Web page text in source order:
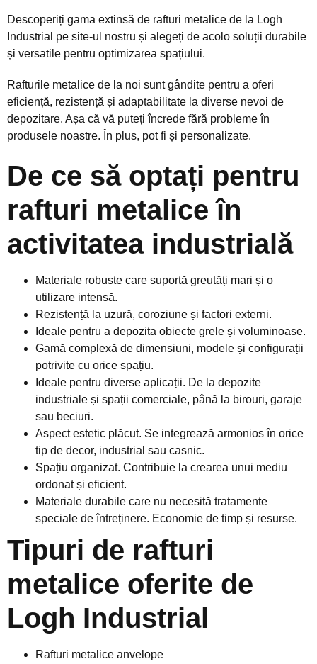
Descoperiți gama extinsă de rafturi metalice de la Logh
Industrial pe site-ul nostru și alegeți de acolo soluții durabile
și versatile pentru optimizarea spațiului.
Rafturile metalice de la noi sunt gândite pentru a oferi
eficiență, rezistență și adaptabilitate la diverse nevoi de
depozitare. Așa că vă puteți încrede fără probleme în
produsele noastre. În plus, pot fi și personalizate.
De ce să optați pentru
rafturi metalice în
activitatea industrială
Materiale robuste care suportă greutăți mari și o
utilizare intensă.
Rezistență la uzură, coroziune și factori externi.
Ideale pentru a depozita obiecte grele și voluminoase.
Gamă complexă de dimensiuni, modele și configurații
potrivite cu orice spațiu.
Ideale pentru diverse aplicații. De la depozite
industriale și spații comerciale, până la birouri, garaje
sau beciuri.
Aspect estetic plăcut. Se integrează armonios în orice
tip de decor, industrial sau casnic.
Spațiu organizat. Contribuie la crearea unui mediu
ordonat și eficient.
Materiale durabile care nu necesită tratamente
speciale de întreținere. Economie de timp și resurse.
Tipuri de rafturi
metalice oferite de
Logh Industrial
Rafturi metalice anvelope